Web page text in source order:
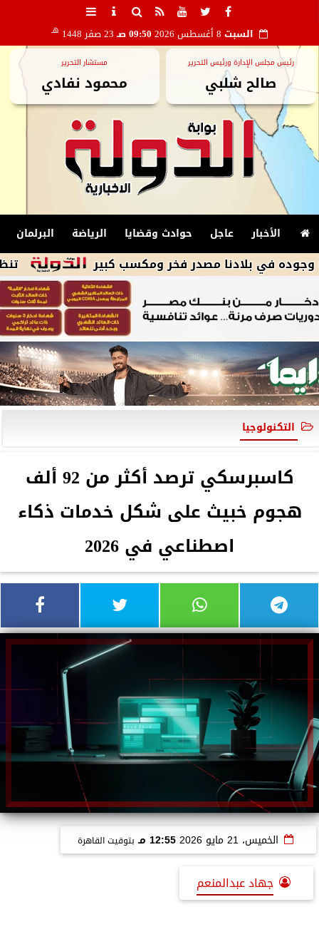
السبت 09:50 صـ 23 صفر 1448 هـ
رئيس مجلس الإدارة ورئيس التحرير
صالح شلبي
مستشار التحرير
محمود نفادي
الأخبار عاجل حوادث وقضايا الرياضة البرلمان
تنظيم بلادنا مصدر فخر ومكسب كبير
التكنولوجيا
كاسبرسكي ترصد أكثر من 92 ألف
هجوم خبيث على شكل خدمات ذكاء
اصطناعي في 2026
الخميس، 21 مايو 2026 12:55 مـ بتوقيت القاهرة
جهاد عبدالمنعم